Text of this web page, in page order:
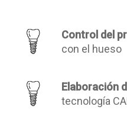
Control del
con el hueso
Elaboración
tecnología